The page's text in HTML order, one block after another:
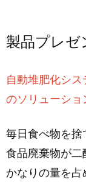
製品プレゼ
自動堆肥化シ
のソリューショ
毎日食べ物を捨
食品廃棄物が
かなりの量を